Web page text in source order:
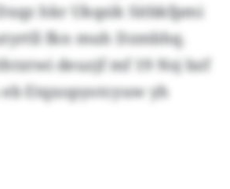
hkr Ukqsik Sitbkfpmi
fkn muh Dzmbhq.
deuzjf mf 19 Nsj bzf
eb Etqxopyotcyuw yh